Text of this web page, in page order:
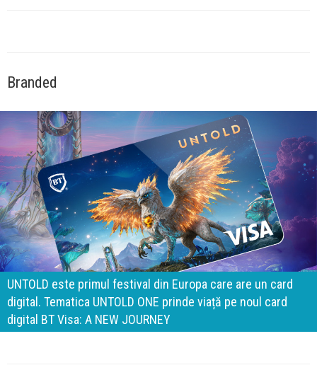
Branded
Marek Gebski, Director Smoke-Free Products, Philip Morris
România: Orașul ca inspirație, curiozitatea ca motor -
filozofia din spatele IQOS Boutique Victoriei